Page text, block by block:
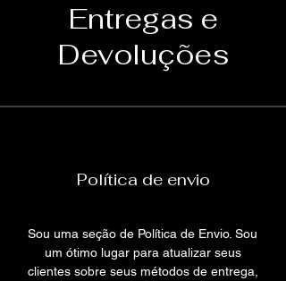
Entregas e
Devoluções
Política de envio
Sou uma seção de Política de Envio. Sou
um ótimo lugar para atualizar seus
clientes sobre seus métodos de entrega,